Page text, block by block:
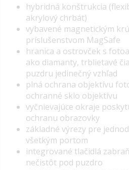
hybridná konštrukcia
akrylový chrbát)
vybavené magnetickým
príslušenstvom MagSafe
hranica a ostrovček s
ako diamanty, trblietavé
puzdru jedinečný vzhľad
plná ochrana objektívu
ochranné sklo objektívu
vyčnievajúce okraje
ochranu obrazovky
základné výrezy pre
všetkým portom
integrované tlačidlá
nečistôt pod puzdro